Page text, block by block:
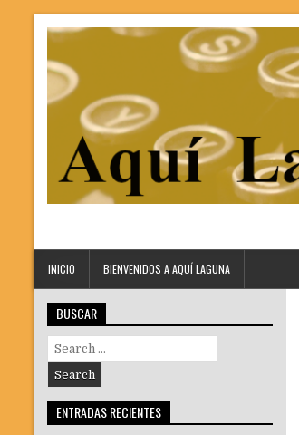
INICIO BIENVENIDOS A AQUÍ LAGUNA
BUSCAR
Search
for:
ENTRADAS RECIENTES